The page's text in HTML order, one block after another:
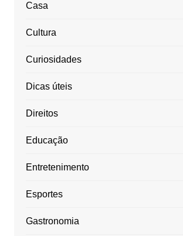
Casa
Cultura
Curiosidades
Dicas úteis
Direitos
Educação
Entretenimento
Esportes
Gastronomia